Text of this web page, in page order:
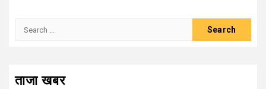
Search
ताजा खबर